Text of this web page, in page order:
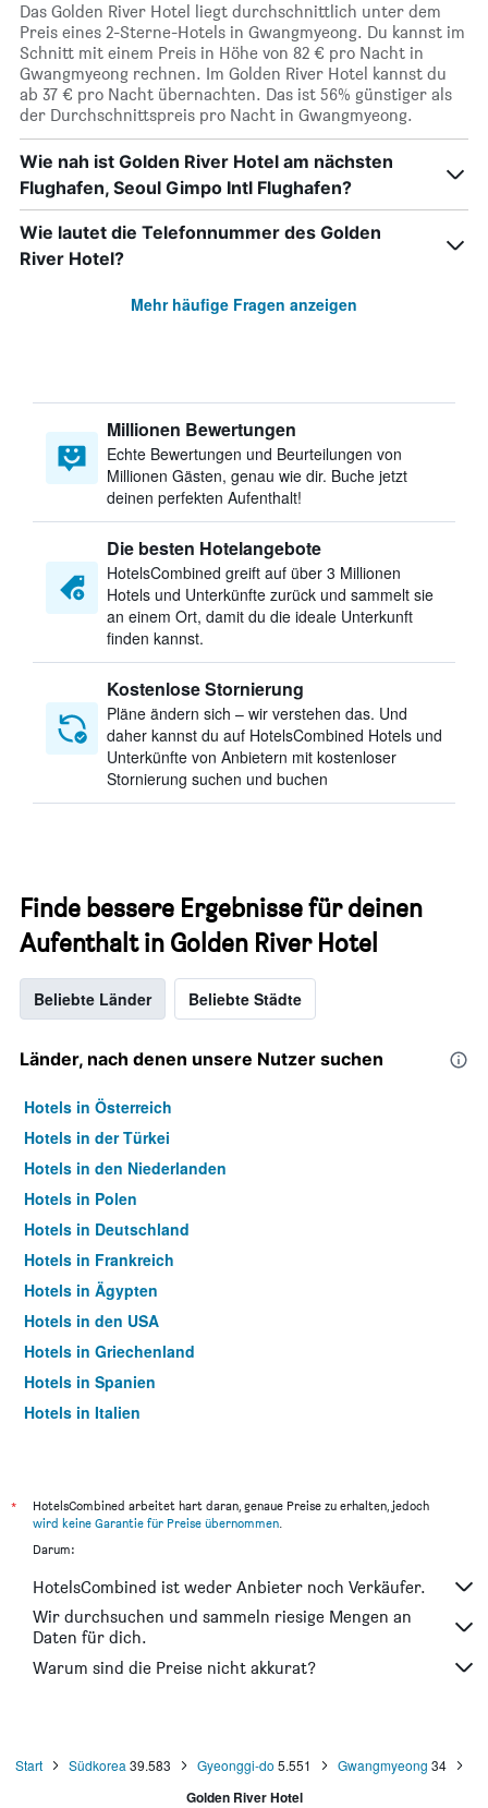
Das Golden River Hotel liegt durchschnittlich unter dem
Preis eines 2-Sterne-Hotels in Gwangmyeong. Du kannst im
Schnitt mit einem Preis in Höhe von 82 € pro Nacht in
Gwangmyeong rechnen. Im Golden River Hotel kannst du
ab 37 € pro Nacht übernachten. Das ist 56% günstiger als
der Durchschnittspreis pro Nacht in Gwangmyeong.
Wie nah ist Golden River Hotel am nächsten
Flughafen, Seoul Gimpo Intl Flughafen?
Wie lautet die Telefonnummer des Golden
River Hotel?
Mehr häufige Fragen anzeigen
Millionen Bewertungen
Echte Bewertungen und Beurteilungen von
Millionen Gästen, genau wie dir. Buche jetzt
deinen perfekten Aufenthalt!
Die besten Hotelangebote
HotelsCombined greift auf über 3 Millionen
Hotels und Unterkünfte zurück und sammelt sie
an einem Ort, damit du die ideale Unterkunft
finden kannst.
Kostenlose Stornierung
Pläne ändern sich – wir verstehen das. Und
daher kannst du auf HotelsCombined Hotels und
Unterkünfte von Anbietern mit kostenloser
Stornierung suchen und buchen
Finde bessere Ergebnisse für deinen
Aufenthalt in Golden River Hotel
Beliebte Länder Beliebte Städte
Länder, nach denen unsere Nutzer suchen
Hotels in Österreich
Hotels in der Türkei
Hotels in den Niederlanden
Hotels in Polen
Hotels in Deutschland
Hotels in Frankreich
Hotels in Ägypten
Hotels in den USA
Hotels in Griechenland
Hotels in Spanien
Hotels in Italien
*
HotelsCombined arbeitet hart daran, genaue Preise zu erhalten, jedoch
wird keine Garantie für Preise übernommen.
Darum:
HotelsCombined ist weder Anbieter noch Verkäufer.
Wir durchsuchen und sammeln riesige Mengen an
Daten für dich.
Warum sind die Preise nicht akkurat?
Start Südkorea 39.583 Gyeonggi-do 5.551 Gwangmyeong 34
Golden River Hotel